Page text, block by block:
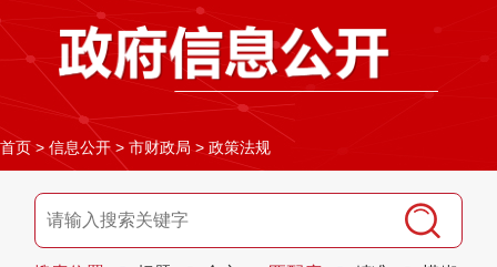
首页> 信息公开 > 市财政局 > 政策法规